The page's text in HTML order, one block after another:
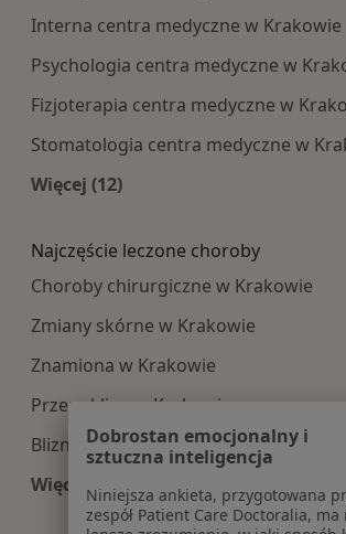
Interna centra medyczne w Krakowie
Psychologia centra medyczne w
Fizjoterapia centra medyczne w
Stomatologia centra medyczne w
Więcej (12)
Najczęście leczone choroby
Choroby chirurgiczne w Krakowie
Zmiany skórne w Krakowie
Znamiona w Krakowie
Przepuklina w Krakowie
Blizny w Krakowie
Więcej (15)
Więcej w kategorii: Najczęście
Dobrostan emocjonalny i
sztuczna inteligencja
Niniejsza ankieta, przygotowana
zespół Patient Care Doctoralia, ma